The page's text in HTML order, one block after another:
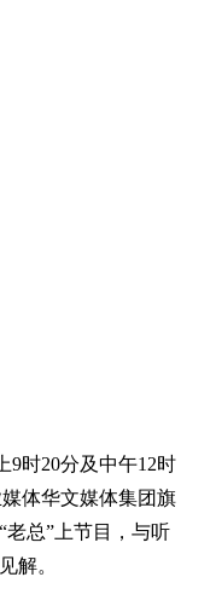
9时20分及中午12时
体华文媒体集团旗
总”上节目，与听
解。